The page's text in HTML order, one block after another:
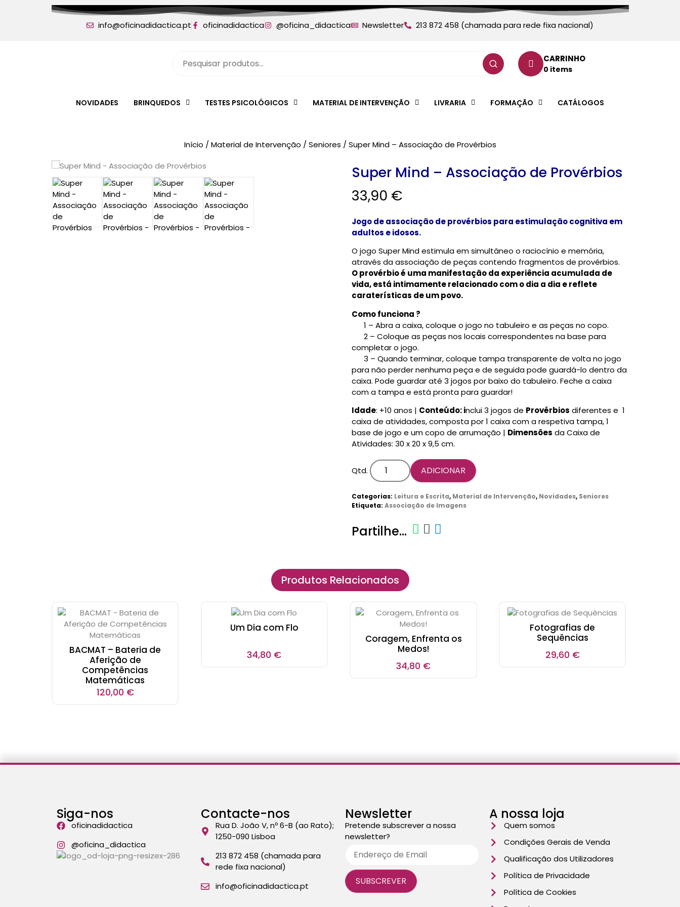
info@oficinadidactica.pt oficinadidactica @oficina_didactica Newsletter 213 872 458 (chamada para rede fixa nacional)
CARRINHO
0 items
NOVIDADES BRINQUEDOS TESTES PSICOLÓGICOS MATERIAL DE INTERVENÇÃO LIVRARIA FORMAÇÃO CATÁLOGOS
Início / Material de Intervenção / Seniores / Super Mind – Associação de Provérbios
Super Mind – Associação de Provérbios
33,90 €
Jogo de associação de provérbios para estimulação cognitiva em
adultos e idosos.
O jogo Super Mind estimula em simultâneo o raciocínio e memória,
através da associação de peças contendo fragmentos de provérbios.
O provérbio é uma manifestação da experiência acumulada de
vida, está intimamente relacionado com o dia a dia e reflete
caraterísticas de um povo.
Como funciona ?
1 – Abra a caixa, coloque o jogo no tabuleiro e as peças no copo.
2 – Coloque as peças nos locais correspondentes na base para
completar o jogo.
3 – Quando terminar, coloque tampa transparente de volta no jogo
para não perder nenhuma peça e de seguida pode guardá-lo dentro da
caixa. Pode guardar até 3 jogos por baixo do tabuleiro. Feche a caixa
com a tampa e está pronta para guardar!
Idade: +10 anos | Conteúdo: inclui 3 jogos de Provérbios diferentes e 1
caixa de atividades, composta por 1 caixa com a respetiva tampa, 1
base de jogo e um copo de arrumação | Dimensões da Caixa de
Atividades: 30 x 20 x 9,5 cm.
Qtd. ADICIONAR
Categorias: Leitura e Escrita, Material de Intervenção, Novidades, Seniores
Etiqueta: Associação de Imagens
Partilhe...
Produtos Relacionados
BACMAT – Bateria de
Aferição de
Competências
Matemáticas
120,00 €
Um Dia com Flo
34,80 €
Coragem, Enfrenta os
Medos!
34,80 €
Fotografias de
Sequências
29,60 €
Siga-nos
oficinadidactica
@oficina_didactica
Contacte-nos
Rua D. João V, nº 6-B (ao Rato);
1250-090 Lisboa
213 872 458 (chamada para
rede fixa nacional)
info@oficinadidactica.pt
Newsletter
Pretende subscrever a nossa
newsletter?
A nossa loja
Quem somos
Condições Gerais de Venda
Qualificação dos Utilizadores
Política de Privacidade
Política de Cookies